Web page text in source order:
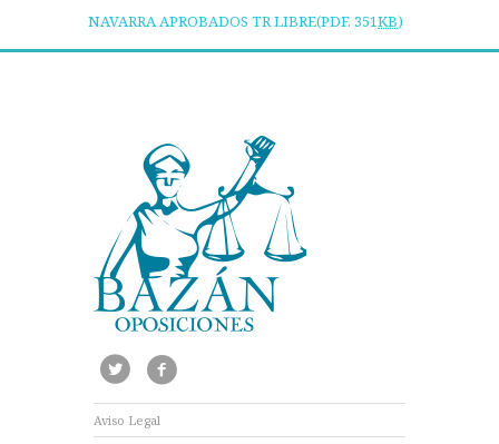
NAVARRA APROBADOS TR LIBRE(PDF. 351KB)
Aviso Legal